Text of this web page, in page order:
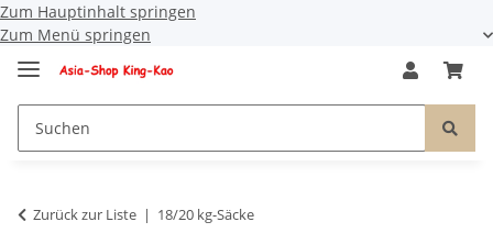
Zum Hauptinhalt springen
Zum Menü springen
Zurück zur Liste 18/20 kg-Säcke